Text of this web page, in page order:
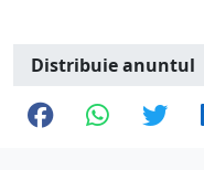
Distribuie anuntul